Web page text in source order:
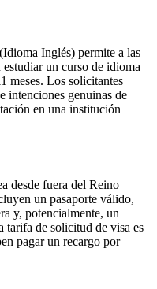
Inglés) permite a las
estudiar un curso de idioma
meses. Los solicitantes
intenciones genuinas de
en una institución
desde fuera del Reino
un pasaporte válido,
y, potencialmente, un
tarifa de solicitud de visa es
pagar un recargo por